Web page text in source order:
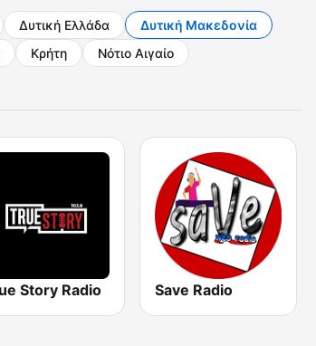
Δυτική Ελλάδα
Δυτική Μακεδονία
Κρήτη
Νότιο Αιγαίο
Story Radio Save Radio